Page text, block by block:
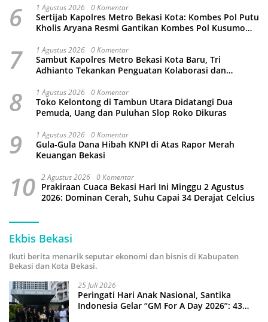
6 1 Agustus 2026 0 Komentar
Sertijab Kapolres Metro Bekasi Kota: Kombes Pol Putu
Kholis Aryana Resmi Gantikan Kombes Pol Kusumo
7 1 Agustus 2026 0 Komentar
Sambut Kapolres Metro Bekasi Kota Baru, Tri
Adhianto Tekankan Penguatan Kolaborasi dan
8 1 Agustus 2026 0 Komentar
Toko Kelontong di Tambun Utara Didatangi Dua
Pemuda, Uang dan Puluhan Slop Roko Dikuras
9 1 Agustus 2026 0 Komentar
Gula-Gula Dana Hibah KNPI di Atas Rapor Merah
Keuangan Bekasi
10 2 Agustus 2026 0 Komentar
Prakiraan Cuaca Bekasi Hari Ini Minggu 2 Agustus
2026: Dominan Cerah, Suhu Capai 34 Derajat Celcius
Ekbis Bekasi
Ikuti berita menarik seputar ekonomi dan bisnis di Kabupaten
Bekasi dan Kota Bekasi.
25 Juli 2026
Peringati Hari Anak Nasional, Santika
Indonesia Gelar “GM For A Day 2026”: 43